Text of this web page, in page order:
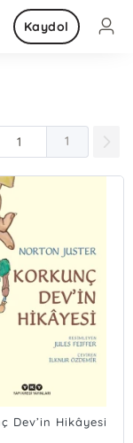
Kaydol
1
Dev’in Hikâyesi